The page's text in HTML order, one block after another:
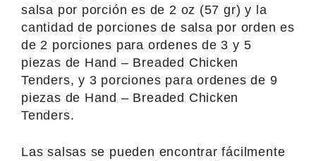
salsa por porción es de 2 oz (57 gr) y la
cantidad de porciones de salsa por orden es
de 2 porciones para ordenes de 3 y 5
piezas de Hand – Breaded Chicken
Tenders, y 3 porciones para ordenes de 9
piezas de Hand – Breaded Chicken
Tenders.
Las salsas se pueden encontrar fácilmente